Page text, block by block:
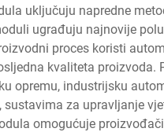
uključuju napredne
ugrađuju najnovije
proces koristi
kvaliteta
opremu, industrijsku
za upravljanje
omogućuje